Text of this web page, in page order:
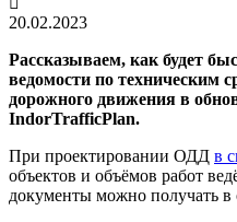
20.02.2023
Рассказываем, как будет
ведомости по техническим
дорожного движения в
IndorTrafficPlan.
При проектировании ОДД в
объектов и объёмов работ
документы можно получать в